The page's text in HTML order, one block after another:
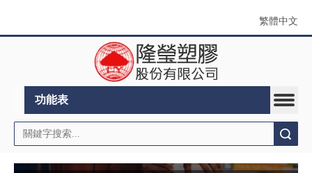
繁體中文
功能表